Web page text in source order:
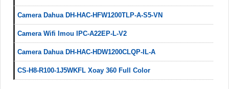
Camera Dahua DH-HAC-HFW1200TLP-A-S5-VN
Camera Wifi Imou IPC-A22EP-L-V2
Camera Dahua DH-HAC-HDW1200CLQP-IL-A
CS-H8-R100-1J5WKFL Xoay 360 Full Color